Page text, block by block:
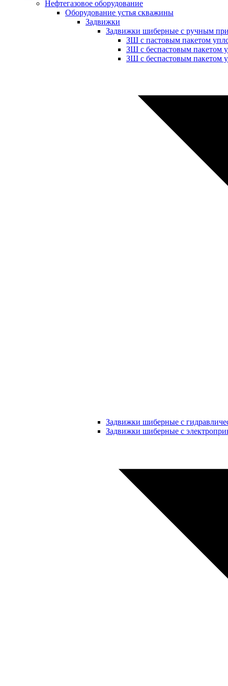
Нефтегазовое оборудование
Оборудование устья скважины
Задвижки
Задвижки шиберные с ручным
ЗШ с пастовым пакетом
ЗШ с беспастовым пакетом
ЗШ с беспастовым пакетом
Задвижки шиберные с
Задвижки шиберные с